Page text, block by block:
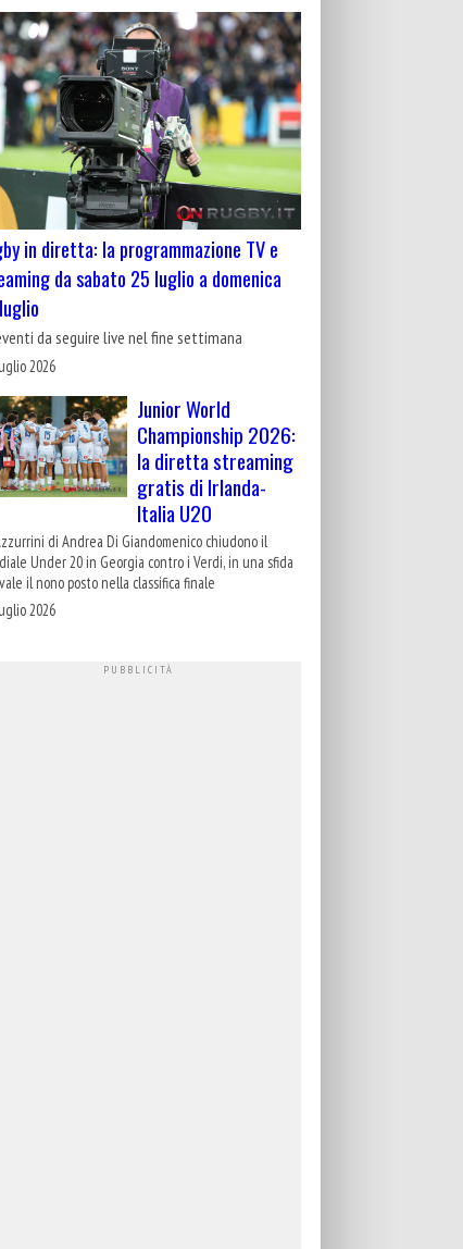
in diretta: la programmazione TV e
da sabato 25 luglio a domenica
da seguire live nel fine settimana
2026
Junior World
Championship 2026:
la diretta streaming
gratis di Irlanda-
Italia U20
di Andrea Di Giandomenico chiudono il
Under 20 in Georgia contro i Verdi, in una sfida
il nono posto nella classifica finale
2026